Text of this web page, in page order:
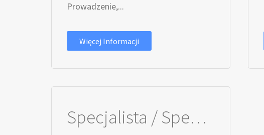
Prowadzenie,...
Więcej Informacji
Specjalista / Specjalistka ds. kadr i płac